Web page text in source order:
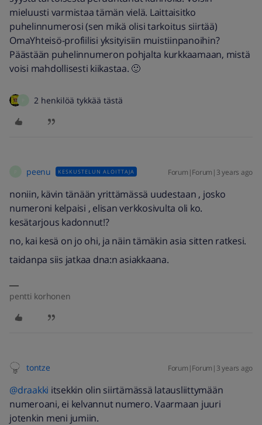
mieluusti varmistaa tämän vielä. Laittaisitko
puhelinnumerosi (sen mikä olisi tarkoitus siirtää)
OmaYhteisö-profiilisi yksityisiin muistiinpanoihin?
Päästään puhelinnumeron pohjalta kurkkaamaan, mistä
voisi mahdollisesti kiikastaa. 🙂
2 henkilöä tykkää tästä
peenu KESKUSTELUN ALOITTAJA Forum|Forum|3 years ago
noniin, kävin tänään yrittämässä uudestaan , josko
numeroni kelpaisi , elisan verkkosivulta oli ko.
kesätarjous kadonnut!?
no, kai kesä on jo ohi, ja näin tämäkin asia sitten ratkesi.
taidanpa siis jatkaa dna:n asiakkaana.
pentti korhonen
tontze Forum|Forum|3 years ago
@draakki itsekkin olin siirtämässä latausliittymään
numeroani, ei kelvannut numero. Vaarmaan juuri
jotenkin meni jumiin.